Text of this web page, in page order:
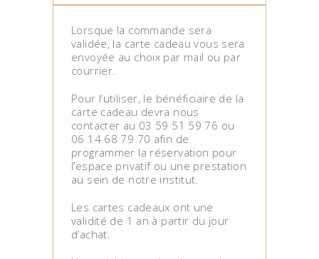
Lorsque la commande sera
validée, la carte cadeau vous sera
envoyée au choix par mail ou par
courrier.
Pour l’utiliser, le bénéficiaire de la
carte cadeau devra nous
contacter au 03 59 51 59 76 ou
06 14 68 79 70 afin de
programmer la réservation pour
l’espace privatif ou une prestation
au sein de notre institut.
Les cartes cadeaux ont une
validité de 1 an à partir du jour
d’achat.